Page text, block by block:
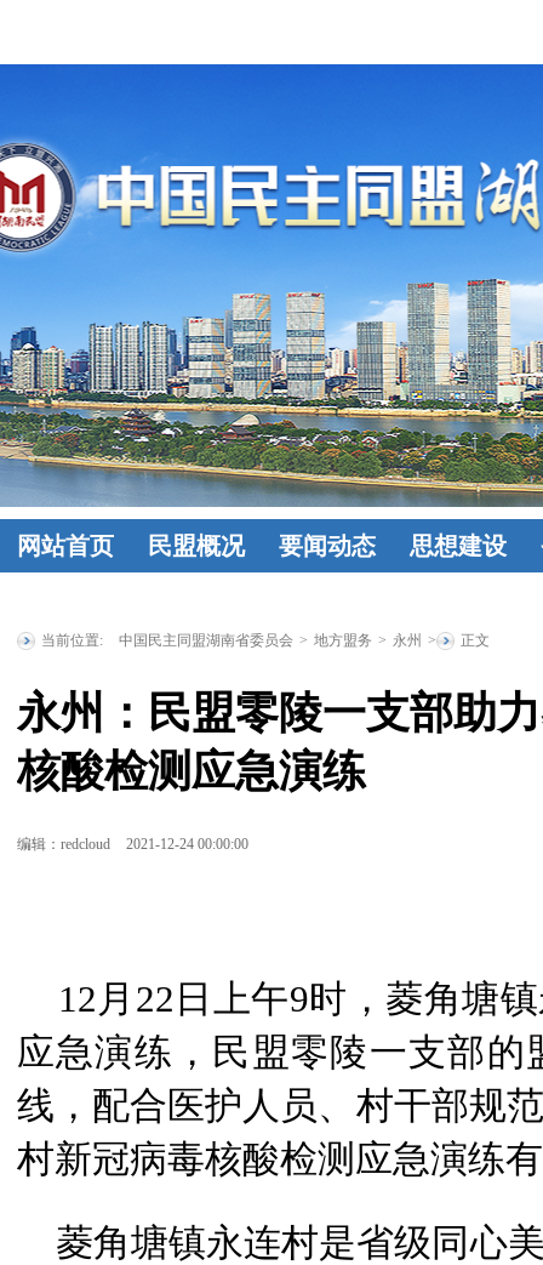
网站首页
民盟概况
盟章程 领导
人简介 历届
省委委员 历
届人大代表
馆馆员
要闻动态
战要闻 盟务
要闻
思想建设
习资料 民盟
传统教育基
地 统战理论
当前位置: 中国民主同盟湖南省委员会 > 地方盟务 > 永州 > 正文
永州：民盟零陵一支部助
核酸检测应急演练
编辑：redcloud 2021-12-24 00:00:00
12月22日上午9时，菱角塘
应急演练，民盟零陵一支部
线，配合医护人员、村干部规
村新冠病毒核酸检测应急演练
菱角塘镇永连村是省级同心